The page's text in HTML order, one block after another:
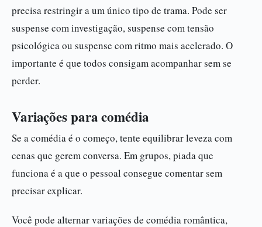
precisa restringir a um único tipo de trama. Pode ser
suspense com investigação, suspense com tensão
psicológica ou suspense com ritmo mais acelerado. O
importante é que todos consigam acompanhar sem se
perder.
Variações para comédia
Se a comédia é o começo, tente equilibrar leveza com
cenas que gerem conversa. Em grupos, piada que
funciona é a que o pessoal consegue comentar sem
precisar explicar.
Você pode alternar variações de comédia romântica,